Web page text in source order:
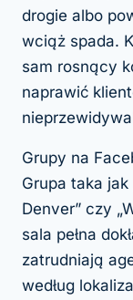
drogie albo
wciąż spada.
sam rosnący
naprawić
Grupy na
Grupa taka jak
Denver” czy
sala pełna
zatrudniają
według